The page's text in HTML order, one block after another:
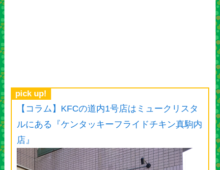
pick up!
【コラム】KFCの道内1号店はミュークリスタ
ルにある『ケンタッキーフライドチキン真駒内
店』